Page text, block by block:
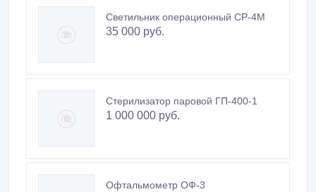
Светильник операционный СР-4М
35 000 руб.
Стерилизатор паровой ГП-400-1
1 000 000 руб.
Офтальмометр ОФ-3